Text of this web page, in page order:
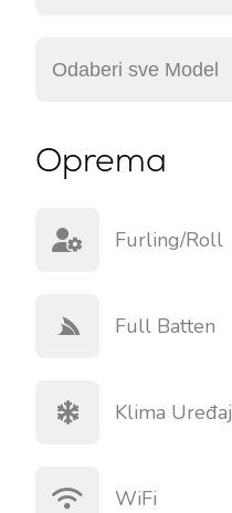
Oprema
Furling/roll
Full Batten
Klima Uređaj
WiFi